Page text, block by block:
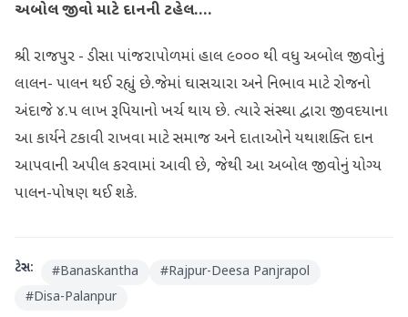
અબોલ જીવો માટે દાનની ટહેલ....
શ્રી રાજપુર - ડીસા પાંજરાપોળમાં હાલ ૯૦૦૦ થી વધુ અબોલ જીવોનું
લાલન- પાલન થઈ રહ્યું છે.જેમાં ઘાસચારા અને નિભાવ માટે રોજનો
અંદાજે ૪.૫ લાખ રૂપિયાનો ખર્ચ થાય છે. ત્યારે ​સંસ્થા દ્વારા જીવદયાના
આ કાર્યને ટકાવી રાખવા માટે સમાજ અને દાતાઓને યથાશક્તિ દાન
આપવાની અપીલ કરવામાં આવી છે, જેથી આ અબોલ જીવોનું યોગ્ય
પાલન-પોષણ થઈ શકે.
ટેગ્સ: #Banaskantha #Rajpur-Deesa Panjrapol
#Disa-Palanpur